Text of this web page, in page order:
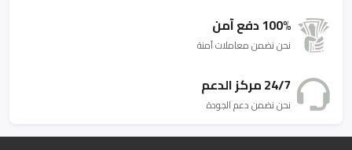
100% دفع آمن
نحن نضمن معاملات آمنة
24/7 مركز الدعم
نحن نضمن دعم الجودة